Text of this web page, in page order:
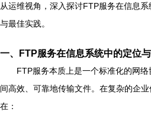
从运维视角，深入探讨FTP服务在信息
与最佳实践。
一、FTP服务在信息系统中的定位
FTP服务本质上是一个标准化的网
间高效、可靠地传输文件。在复杂的企
在：